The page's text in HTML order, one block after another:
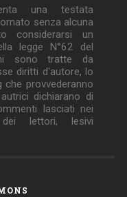
senza alcuna
considerarsi un
legge N°62 del
sono tratte da
diritti d'autore, lo
provvederanno
dichiarano di
lasciati nei
lettori, lesivi
persone terze, il cui